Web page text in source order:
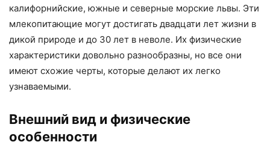
калифорнийские, южные и северные морские львы. Эти
млекопитающие могут достигать двадцати лет жизни в
дикой природе и до 30 лет в неволе. Их физические
характеристики довольно разнообразны, но все они
имеют схожие черты, которые делают их легко
узнаваемыми.
Внешний вид и физические
особенности